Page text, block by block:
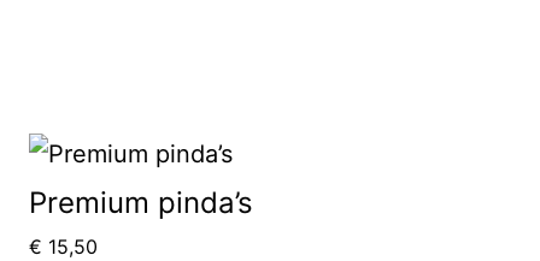
Premium pinda’s
€ 15,50